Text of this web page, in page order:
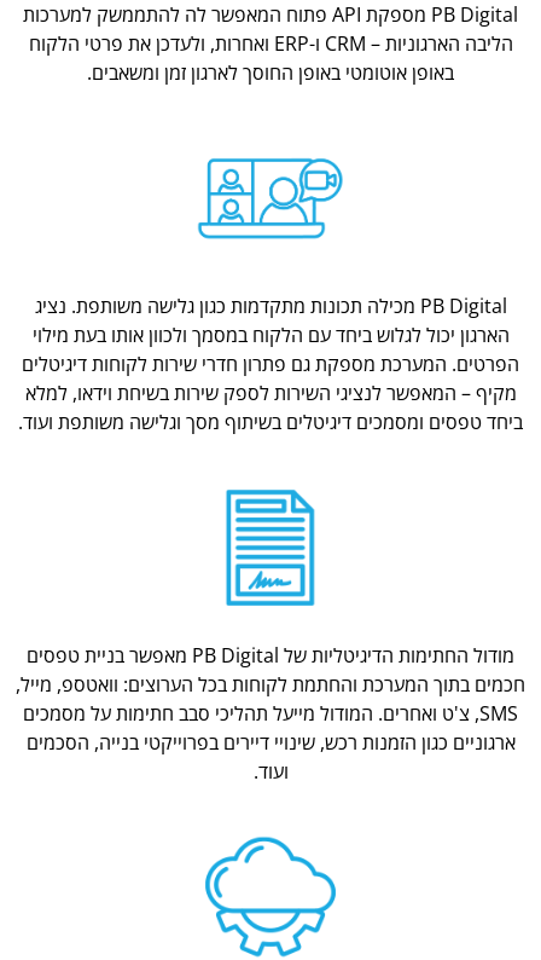
PB Digital מספקת API פתוח המאפשר לה להתממשק למערכות
הליבה הארגוניות – CRM ו-ERP ואחרות, ולעדכן את פרטי הלקוח
באופן אוטומטי באופן החוסך לארגון זמן ומשאבים.
PB Digital מכילה תכונות מתקדמות כגון גלישה משותפת. נציג
הארגון יכול לגלוש ביחד עם הלקוח במסמך ולכוון אותו בעת מילוי
הפרטים. המערכת מספקת גם פתרון חדרי שירות לקוחות דיגיטלים
מקיף – המאפשר לנציגי השירות לספק שירות בשיחת וידאו, למלא
ביחד טפסים ומסמכים דיגיטלים בשיתוף מסך וגלישה משותפת ועוד.
מודול החתימות הדיגיטליות של PB Digital מאפשר בניית טפסים
חכמים בתוך המערכת והחתמת לקוחות בכל הערוצים: וואטספ, מייל,
SMS, צ'ט ואחרים. המודול מייעל תהליכי סבב חתימות על מסמכים
ארגוניים כגון הזמנות רכש, שינויי דיירים בפרוייקטי בנייה, הסכמים
ועוד.